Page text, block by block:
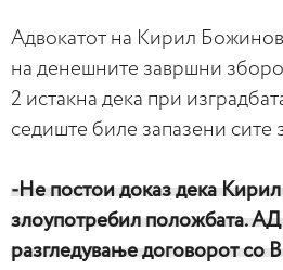
Адвокатот на Кирил
на денешните завршни
2 истакна дека при
седиште биле запазени сите
-Не постои доказ дека
злоупотребил положбата. АД
разгледување договорот